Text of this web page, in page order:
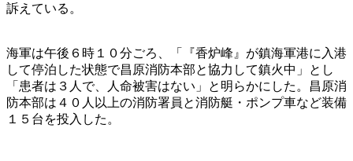
訴えている。
海軍は午後６時１０分ごろ、「『香炉峰』が鎮海軍港に入港
して停泊した状態で昌原消防本部と協力して鎮火中」とし
「患者は３人で、人命被害はない」と明らかにした。昌原消
防本部は４０人以上の消防署員と消防艇・ポンプ車など装備
１５台を投入した。